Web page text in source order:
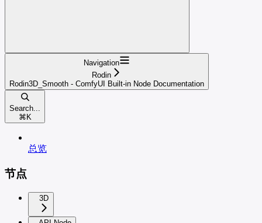
Navigation
Rodin
Rodin3D_Smooth - ComfyUI Built-in Node Documentation
Search...
⌘ K
总览
节点
3D